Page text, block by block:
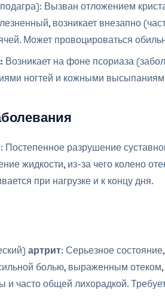
Вызван отложением
возникает внезапно
Может провоцироваться
Возникает на фоне псориаза
ногтей и кожными
Постепенное разрушение
жидкости, из-за чего колено
при нагрузке и к концу дня.
артрит: Серьезное
болью, выраженным
часто общей лихорадкой.